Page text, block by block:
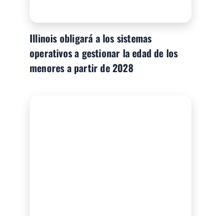
Illinois obligará a los sistemas
operativos a gestionar la edad de los
menores a partir de 2028